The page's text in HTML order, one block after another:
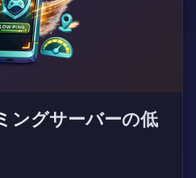
ングサーバーの低